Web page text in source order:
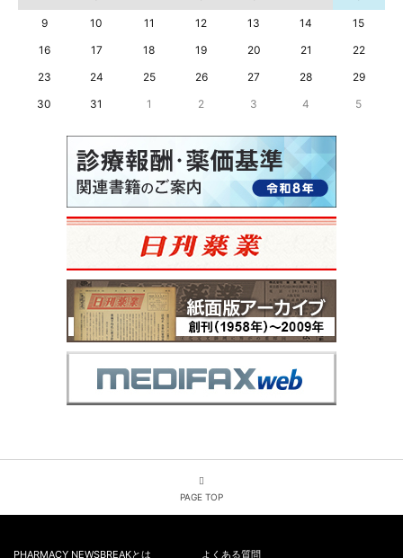
9
10 11 12 13 14
15
16
17 18 19 20 21
22
23
24 25 26 27 28
29
30
31 1 2 3 4 5
PAGE TOP
PHARMACY NEWSBREAKとは よくある質問